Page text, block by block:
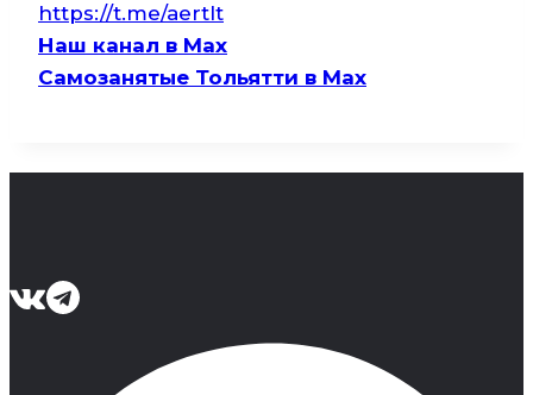
https://t.me/aertlt
Наш канал в Мax
Самозанятые Тольятти в Max